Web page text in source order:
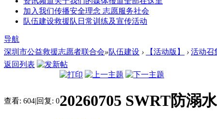
加入我们传播安全理念 志愿服务社会
队伍建设救援队日常训练及宣传活动
导航
深圳市公益救援志愿者联合会»队伍建设 › 【活动版】 › 活动召
返回列表
查看: 604|回复: 020260705 SWRT防溺